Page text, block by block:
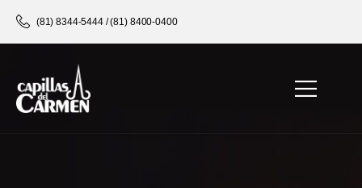
(81) 8344-5444 / (81) 8400-0400
Home Los Obituarios